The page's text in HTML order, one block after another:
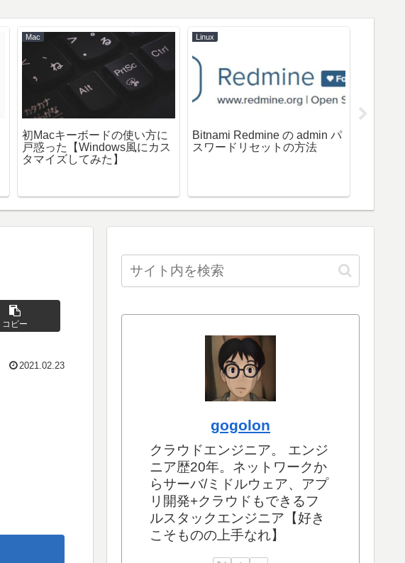
Mac
初Macキーボードの使い方に
戸惑った【Windows風にカス
タマイズしてみた】
Linux
Bitnami Redmine の admin パ
スワードリセットの方法
コピー
2021.02.23
gogolon
クラウドエンジニア。 エンジ
ニア歴20年。ネットワークか
らサーバ/ミドルウェア、アプ
リ開発+クラウドもできるフ
ルスタックエンジニア【好き
こそものの上手なれ】